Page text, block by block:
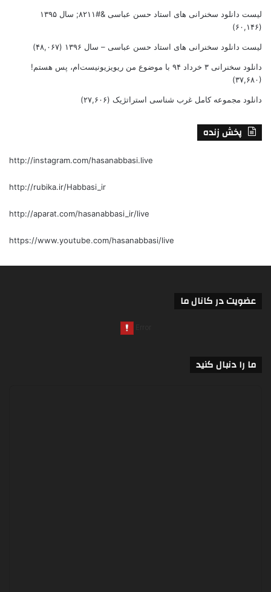
لیست دانلود سخنرانی های استاد حسن عباسی &#۸۲۱۱; سال ۱۳۹۵
(۶۰,۱۴۶)
لیست دانلود سخنرانی های استاد حسن عباسی – سال ۱۳۹۶ (۴۸,۰۶۷)
دانلود سخنرانی ۳ خرداد ۹۴ با موضوع من ریویزیونیست‌ام، پس هستم!
(۳۷,۶۸۰)
دانلود مجموعه کامل غرب شناسی استراتژیک (۲۷,۶۰۶)
پخش زنده
http://instagram.com/hasanabbasi.live
http://rubika.ir/Habbasi_ir
http://aparat.com/hasanabbasi_ir/live
https://www.youtube.com/hasanabbasi/live
عضویت در کانال ما
ما را دنبال کنید